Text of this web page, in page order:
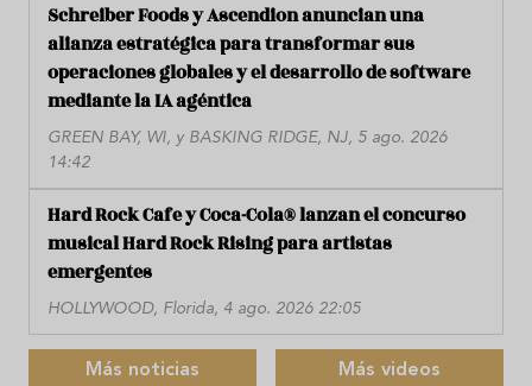
Schreiber Foods y Ascendion anuncian una
alianza estratégica para transformar sus
operaciones globales y el desarrollo de software
mediante la IA agéntica
GREEN BAY, WI, y BASKING RIDGE, NJ, 5 ago. 2026
14:42
Hard Rock Cafe y Coca-Cola® lanzan el concurso
musical Hard Rock Rising para artistas
emergentes
HOLLYWOOD, Florida, 4 ago. 2026 22:05
Más noticias Más videos